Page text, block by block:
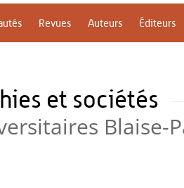
Revues Auteurs Éditeurs
et sociétés
Blaise-